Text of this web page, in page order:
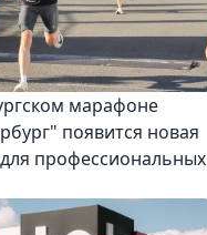
марафоне
появится новая
для профессиональных